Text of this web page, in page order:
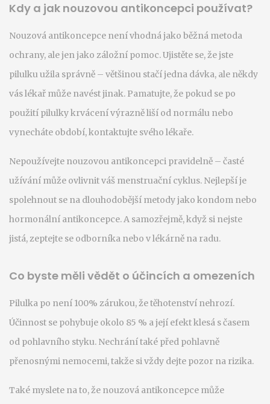
Kdy a jak nouzovou antikoncepci používat?
Nouzová antikoncepce není vhodná jako běžná metoda
ochrany, ale jen jako záložní pomoc. Ujistěte se, že jste
pilulku užila správně – většinou stačí jedna dávka, ale někdy
vás lékař může navést jinak. Pamatujte, že pokud se po
použití pilulky krvácení výrazně liší od normálu nebo
vynecháte období, kontaktujte svého lékaře.
Nepoužívejte nouzovou antikoncepci pravidelně – časté
užívání může ovlivnit váš menstruační cyklus. Nejlepší je
spolehnout se na dlouhodobější metody jako kondom nebo
hormonální antikoncepce. A samozřejmě, když si nejste
jistá, zeptejte se odborníka nebo v lékárně na radu.
Co byste měli vědět o účincích a omezeních
Pilulka po není 100% zárukou, že těhotenství nehrozí.
Účinnost se pohybuje okolo 85 % a její efekt klesá s časem
od pohlavního styku. Nechrání také před pohlavně
přenosnými nemocemi, takže si vždy dejte pozor na rizika.
Také myslete na to, že nouzová antikoncepce může